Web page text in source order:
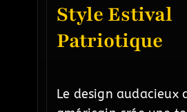
Style Estival
Patriotique
Le design audacieux